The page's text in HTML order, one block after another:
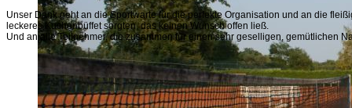
Unser Dank geht an die Sportwarte für die perfekte Organisation und an die
leckeres Kuchenbüffet sorgten, das keinen Wunsch offen ließ.
Und an alle Teilnehmer, die zusammen für einen sehr geselligen, gemütlichen